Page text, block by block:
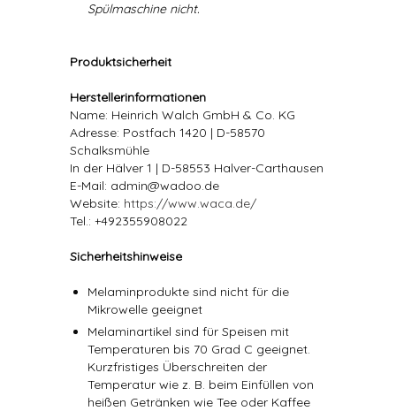
Spülmaschine nicht.
Produktsicherheit
Herstellerinformationen
Name: Heinrich Walch GmbH & Co. KG
Adresse: Postfach 1420 | D-58570
Schalksmühle
In der Hälver 1 | D-58553 Halver-Carthausen
E-Mail: admin@wadoo.de
Website: https://www.waca.de/
Tel.: +492355908022
Sicherheitshinweise
Melaminprodukte sind nicht für die
Mikrowelle geeignet
Melaminartikel sind für Speisen mit
Temperaturen bis 70 Grad C geeignet.
Kurzfristiges Überschreiten der
Temperatur wie z. B. beim Einfüllen von
heißen Getränken wie Tee oder Kaffee